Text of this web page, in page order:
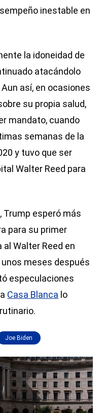
inestable en
la idoneidad de
atacándolo
así, en ocasiones
su propia salud,
mandato, cuando
semanas de la
y tuvo que ser
Walter Reed para
Trump esperó más
para su primer
Walter Reed en
meses después
especulaciones
Casa Blanca lo
Joe Biden